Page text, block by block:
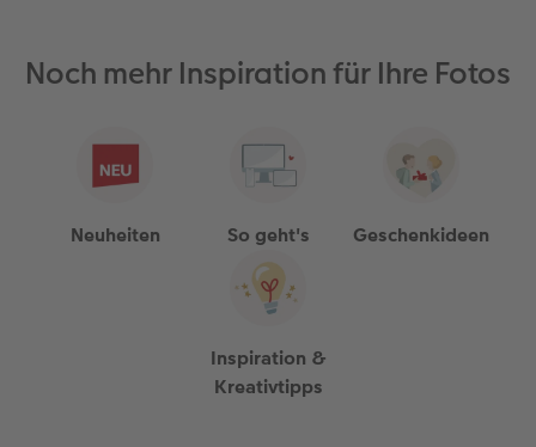
Noch mehr Inspiration für Ihre Fotos
Neuheiten So geht's Geschenkideen
Inspiration &
Kreativtipps